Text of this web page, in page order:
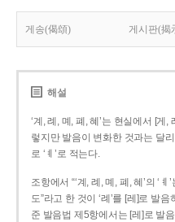
게송(偈頌) 게시판(揭
해설
‘계, 례, 몌, 폐, 혜’는 현실에서 [게
렇지만 발음이 변화한 것과는 달
로 ‘ㅖ’로 적는다.
조항에서 “‘계, 례, 몌, 폐, 혜’의 ‘
도”라고 한 것이 ‘례’를 [레]로 발
준 발음법 제5항에서는 [레]로 발